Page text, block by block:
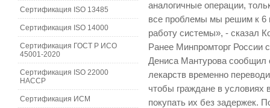
аналогичные операции,
все проблемы мы решим к 6
работу системы», - сказал
Ранее Минпромторг России
Дениса Мантурова сообщил
лекарств временно
чтобы граждане в условиях
покупать их без задержек.
Сертификация ISO 13485
Сертификация ISO 14000
Сертификация ГОСТ Р ИСО
45001-2020
Сертификация ISO 22000
HACCP
Сертификация ИСМ